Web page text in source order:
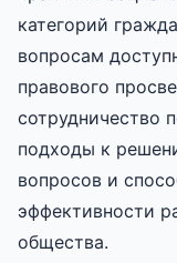
категорий
вопросам
правового
сотрудничество
подходы к
вопросов и
эффективности
общества.